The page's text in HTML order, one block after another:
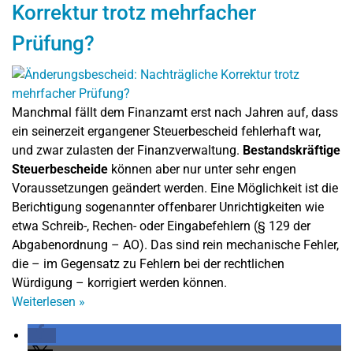
Korrektur trotz mehrfacher
Prüfung?
Manchmal fällt dem Finanzamt erst nach Jahren auf, dass
ein seinerzeit ergangener Steuerbescheid fehlerhaft war,
und zwar zulasten der Finanzverwaltung. Bestandskräftige
Steuerbescheide können aber nur unter sehr engen
Voraussetzungen geändert werden. Eine Möglichkeit ist die
Berichtigung sogenannter offenbarer Unrichtigkeiten wie
etwa Schreib-, Rechen- oder Eingabefehlern (§ 129 der
Abgabenordnung – AO). Das sind rein mechanische Fehler,
die – im Gegensatz zu Fehlern bei der rechtlichen
Würdigung – korrigiert werden können.
Weiterlesen »